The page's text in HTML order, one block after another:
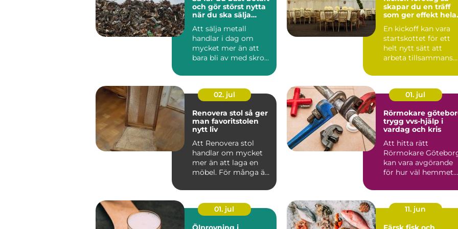
och gör störst nytta
när du ska sälja
Att sälja metall
handlar i dag om
mycket mer än att
bara bli av med skrot.
metalls...
skapar du en träff
som ger effekt hela
En kickoff kan vara
startskottet för ett
helt nytt sätt att
arbeta tillsammans.
02. jul
Renovera stol så ger
man favoritstolen
nytt liv
Att Renovera stol
handlar om mycket
mer än att laga en
möbel. För många är
hand ...
01. jul
Rörmokare
trygg vvs-hjälp i
vardag och kris
Att hitta rätt
Rörmokare
kan vara avgörande
för hur väl hemmet
och på s...
01. jul
11. jun